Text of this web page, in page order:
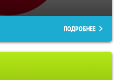
ПОДРОБНЕЕ